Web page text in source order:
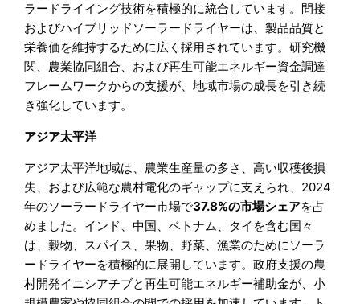
ラードライイング技術を積極的に統合しています。間接
およびハイブリッドソーラードライヤーは、製品品質と
栄養価を維持するために広く採用されています。研究機
関、農業協同組合、および再生可能エネルギー資金調達
フレームワークからの支援が、地域市場の成長を引き続
き強化しています。
アジア太平洋
アジア太平洋地域は、農業生産量の多さ、高い収穫後損
失、および広範な農村電化のギャップに支えられ、2024
年のソーラードライヤー市場で37.8%の市場シェアを占
めました。インド、中国、ベトナム、タイを含む国々
は、穀物、スパイス、果物、野菜、漁業のためにソーラ
ードライヤーを積極的に展開しています。政府支援の農
村開発イニシアチブと再生可能エネルギー補助金が、小